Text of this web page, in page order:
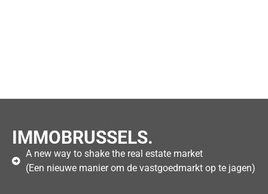
IMMOBRUSSELS.
A new way to shake the real estate market
(Een nieuwe manier om de vastgoedmarkt op te jagen)